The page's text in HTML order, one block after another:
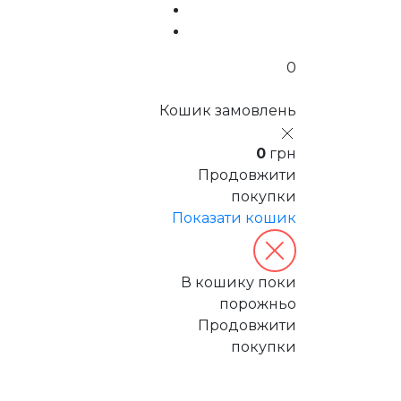
0
Кошик замовлень
0 грн
Продовжити
покупки
Показати кошик
В кошику поки
порожньо
Продовжити
покупки